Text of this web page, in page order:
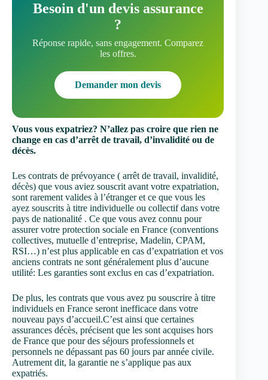
Besoin d'un devis assurance
?
Réponse rapide, sans engagement. Comparez
les offres.
Demander mon devis
Vous vous expatriez? N’allez pas croire que rien ne
change en cas d’arrêt de travail, d’invalidité ou de
décès.
Les contrats de prévoyance ( arrêt de travail, invalidité,
décès) que vous aviez souscrit avant votre expatriation,
sont rarement valides à l’étranger et ce que vous les
ayez souscrits à titre individuelle ou collectif dans votre
pays de nationalité . Ce que vous avez connu pour
assurer votre protection sociale en France (conventions
collectives, mutuelle d’entreprise, Madelin, CPAM,
RSI…) n’est plus applicable en cas d’expatriation et vos
anciens contrats ne sont généralement plus d’aucune
utilité: Les garanties sont exclus en cas d’expatriation.
De plus, les contrats que vous avez pu souscrire à titre
individuels en France seront inefficace dans votre
nouveau pays d’accueil.C’est ainsi que certaines
assurances décès, précisent que les sont acquises hors
de France que pour des séjours professionnels et
personnels ne dépassant pas 60 jours par année civile.
Autrement dit, la garantie ne s’applique pas aux
expatriés.